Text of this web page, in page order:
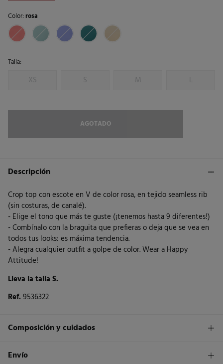
Color:rosa
Talla:
XS S M L
AGOTADO
Descripción
Crop top con escote en V de color rosa, en tejido seamless rib
(sin costuras, de canalé).
- Elige el tono que más te guste (¡tenemos hasta 9 diferentes!)
- Combínalo con la braguita que prefieras o deja que se vea en
todos tus looks: es máxima tendencia.
- Alegra cualquier outfit a golpe de color. Wear a Happy
Attitude!
Lleva la talla S.
Ref.9536322
Composición y cuidados
Composición
Envío